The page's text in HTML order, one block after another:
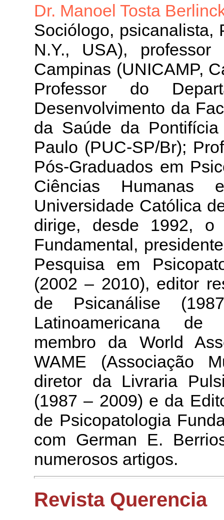
Dr. Manoel Tosta
Sociólogo, psicanalista,
N.Y., USA),
Campinas (UNICAMP,
Professor do
Desenvolvimento da
da Saúde da
Paulo (PUC-SP/Br);
Pós-Graduados em
Ciências
Universidade Católica
dirige, desde 1992, o
Fundamental,
Pesquisa em
(2002 – 2010), editor
de Psicanálise
Latinoamericana de
membro da World
WAME (Associação
diretor da Livraria
(1987 – 2009) e da
de Psicopatologia
com German E.
numerosos artigos.
Revista Querencia